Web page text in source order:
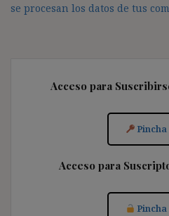
se procesan los datos de tus
Acceso para
Acceso para